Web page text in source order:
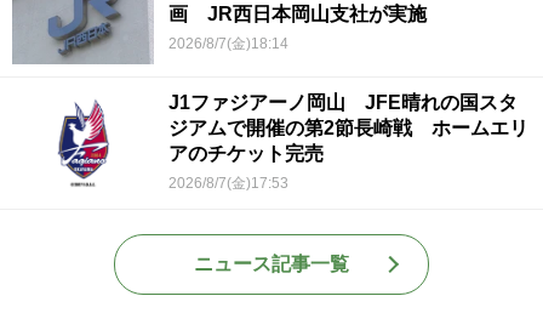
画 JR西日本岡山支社が実施
2026/8/7(金)18:14
J1ファジアーノ岡山 JFE晴れの国スタ
ジアムで開催の第2節長崎戦 ホームエリ
アのチケット完売
2026/8/7(金)17:53
ニュース記事一覧